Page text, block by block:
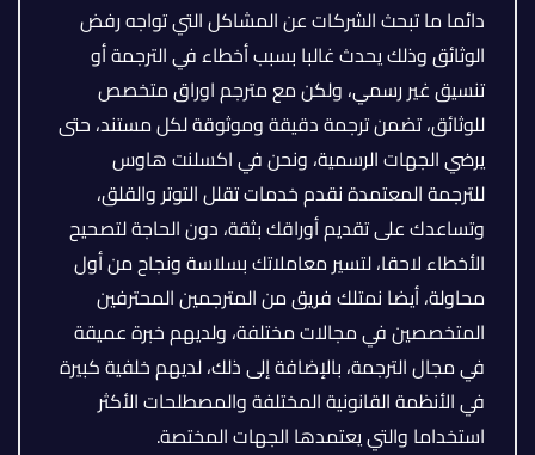
دائما ما تبحث الشركات عن المشاكل التي تواجه رفض
الوثائق وذلك يحدث غالبا بسبب أخطاء في الترجمة أو
تنسيق غير رسمي، ولكن مع مترجم اوراق متخصص
للوثائق، تضمن ترجمة دقيقة وموثوقة لكل مستند، حتى
يرضي الجهات الرسمية، ونحن في اكسلنت هاوس
للترجمة المعتمدة نقدم خدمات تقلل التوتر والقلق،
وتساعدك على تقديم أوراقك بثقة، دون الحاجة لتصحيح
الأخطاء لاحقا، لتسير معاملاتك بسلاسة ونجاح من أول
محاولة، أيضا نمتلك فريق من المترجمين المحترفين
المتخصصين في مجالات مختلفة، ولديهم خبرة عميقة
في مجال الترجمة، بالإضافة إلى ذلك، لديهم خلفية كبيرة
في الأنظمة القانونية المختلفة والمصطلحات الأكثر
استخداما والتي يعتمدها الجهات المختصة.